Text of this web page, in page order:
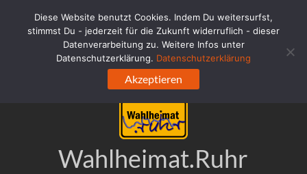
springen
Wahlheimat.Ruhr
Diese Website benutzt Cookies. Indem Du weitersurfst,
stimmst Du - jederzeit für die Zukunft widerruflich - dieser
Datenverarbeitung zu. Weitere Infos unter
Datenschutzerklärung. Datenschutzerklärung
Akzeptieren